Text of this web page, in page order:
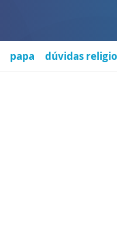
papa dúvidas